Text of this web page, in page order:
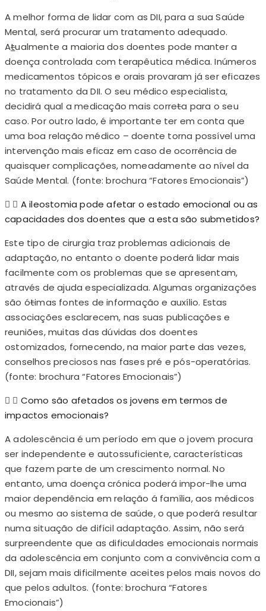
A melhor forma de lidar com as DII, para a sua Saúde
Mental, será procurar um tratamento adequado.
Atualmente a maioria dos doentes pode manter a
doença controlada com terapêutica médica. Inúmeros
medicamentos tópicos e orais provaram já ser eficazes
no tratamento da DII. O seu médico especialista,
decidirá qual a medicação mais correta para o seu
caso. Por outro lado, é importante ter em conta que
uma boa relação médico – doente torna possível uma
intervenção mais eficaz em caso de ocorrência de
quaisquer complicações, nomeadamente ao nível da
Saúde Mental. (fonte: brochura “Fatores Emocionais”)
A ileostomia pode afetar o estado emocional ou as
capacidades dos doentes que a esta são submetidos?
Este tipo de cirurgia traz problemas adicionais de
adaptação, no entanto o doente poderá lidar mais
facilmente com os problemas que se apresentam,
através de ajuda especializada. Algumas organizações
são ótimas fontes de informação e auxílio. Estas
associações esclarecem, nas suas publicações e
reuniões, muitas das dúvidas dos doentes
ostomizados, fornecendo, na maior parte das vezes,
conselhos preciosos nas fases pré e pós-operatórias.
(fonte: brochura “Fatores Emocionais”)
Como são afetados os jovens em termos de
impactos emocionais?
A adolescência é um período em que o jovem procura
ser independente e autossuficiente, características
que fazem parte de um crescimento normal. No
entanto, uma doença crónica poderá impor-lhe uma
maior dependência em relação á família, aos médicos
ou mesmo ao sistema de saúde, o que poderá resultar
numa situação de difícil adaptação. Assim, não será
surpreendente que as dificuldades emocionais normais
da adolescência em conjunto com a convivência com a
DII, sejam mais dificilmente aceites pelos mais novos do
que pelos adultos. (fonte: brochura “Fatores
Emocionais”)